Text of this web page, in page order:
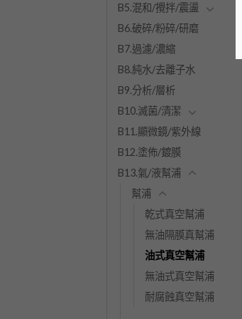
B5.混和/攪拌/震盪
B6.破碎/粉碎/研磨
B7.過濾/濃縮
B8.純水/去離子水
B9.分析/層析
B10.滅菌/清潔
B11.顯微鏡/紫外線
B12.塗佈/鍍膜
B13.氣/液幫浦
幫浦
乾式真空幫浦
無油隔膜真幫浦
油式真空幫浦
無油式真空幫浦
耐腐蝕真空幫浦